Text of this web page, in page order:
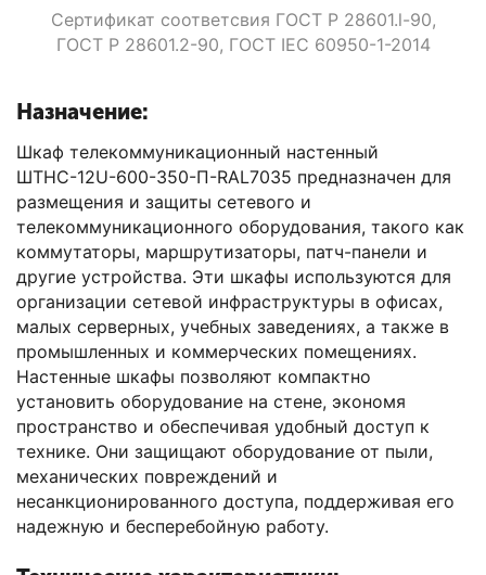
Сертификат соответсвия ГОСТ Р 28601.l-90,
ГОСТ Р 28601.2-90, ГOСТ IEC 60950-1-2014
Назначение:
Шкаф телекоммуникационный настенный
ШТНС-12U-600-350-П-RAL7035 предназначен для
размещения и защиты сетевого и
телекоммуникационного оборудования, такого как
коммутаторы, маршрутизаторы, патч-панели и
другие устройства. Эти шкафы используются для
организации сетевой инфраструктуры в офисах,
малых серверных, учебных заведениях, а также в
промышленных и коммерческих помещениях.
Настенные шкафы позволяют компактно
установить оборудование на стене, экономя
пространство и обеспечивая удобный доступ к
технике. Они защищают оборудование от пыли,
механических повреждений и
несанкционированного доступа, поддерживая его
надежную и бесперебойную работу.